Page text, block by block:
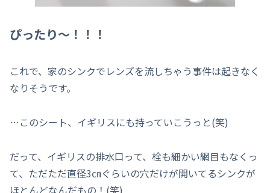
ぴったり～！！！
これで、家のシンクでレンズを流しちゃう事件は起きなく
なりそうです。
…このシート、イギリスにも持っていこうっと(笑)
だって、イギリスの排水口って、栓も細かい網目もなくっ
て、ただただ直径3㎝ぐらいの穴だけが開いてるシンクが
ほとんどなんだもの！(笑)